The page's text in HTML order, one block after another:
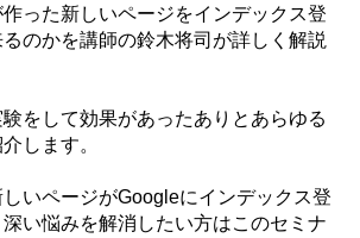
った新しいページをインデックス登
のかを講師の鈴木将司が詳しく解説
をして効果があったありとあらゆる
します。
いページがGoogleにインデックス登
い悩みを解消したい方はこのセミナ